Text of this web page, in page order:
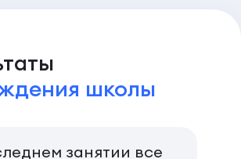
школы
занятии все